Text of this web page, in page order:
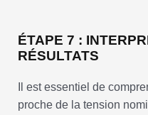
ÉTAPE 7 :
RÉSULTATS
Il est essentiel de
proche de la tension